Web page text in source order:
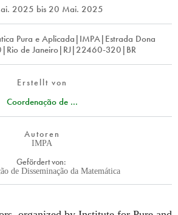
Español
Türkçe
Filme
Texte
Ausstellungen
Benutzerkonto erstellen
Passwort anfordern
2025 bis 20 Mai. 2025
Pura e Aplicada|IMPA|Estrada Dona
de Janeiro|RJ|22460-320|BR
Erstellt von
Coordenação de ...
Autoren
IMPA
Gefördert von:
de Disseminação da Matemática